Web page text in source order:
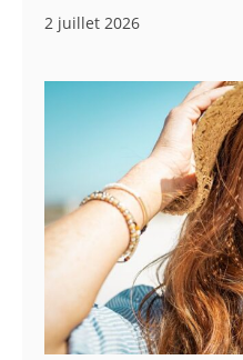
2 juillet 2026